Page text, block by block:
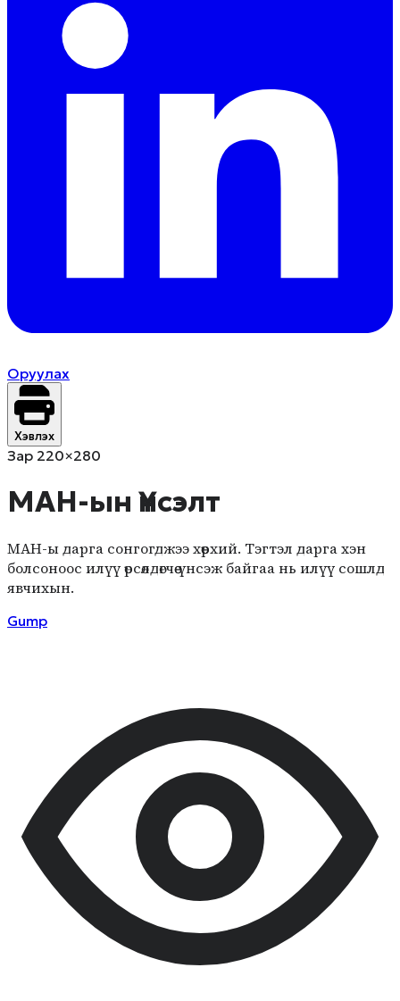
Оруулах
Хэвлэх
Зар 220×280
МАН-ын Үнсэлт
МАН-ы дарга сонгогджээ хөөрхий. Тэгтэл дарга хэн
болсоноос илүү өрсөлдөгчөө үнсэж байгаа нь илүү сошлд
явчихын.
Gump